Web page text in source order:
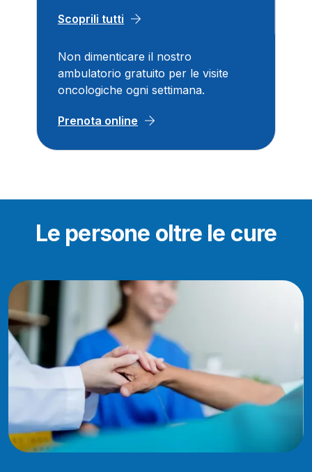
Scoprili tutti
Non dimenticare il nostro
ambulatorio gratuito per le visite
oncologiche ogni settimana.
Prenota online
Le persone oltre le cure